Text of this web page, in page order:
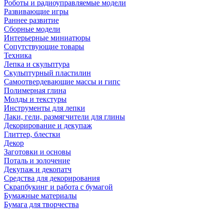
Роботы и радиоуправляемые модели
Развивающие игры
Раннее развитие
Сборные модели
Интерьерные миниатюры
Сопутствующие товары
Техника
Лепка и скульптура
Скульптурный пластилин
Самоотвердевающие массы и гипс
Полимерная глина
Молды и текстуры
Инструменты для лепки
Лаки, гели, размягчители для глины
Декорирование и декупаж
Глиттер, блестки
Декор
Заготовки и основы
Поталь и золочение
Декупаж и декопатч
Средства для декорирования
Скрапбукинг и работа с бумагой
Бумажные материалы
Бумага для творчества